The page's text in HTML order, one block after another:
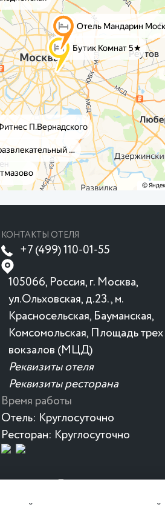
КОНТАКТЫ ОТЕЛЯ
+7 (499) 110-01-55
105066, Россия, г. Москва,
ул.Ольховская, д.23., м.
Красносельская, Бауманская,
Комсомольская, Площадь трех
вокзалов (МЦД)
Реквизиты отеля
Реквизиты ресторана
Время работы
Отель: Круглосуточно
Ресторан: Круглосуточно
Политика
комплекс для тех,